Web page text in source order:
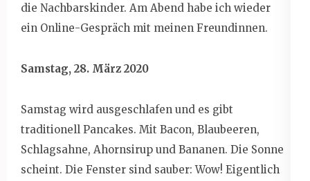
die Nachbarskinder. Am Abend habe ich wieder
ein Online-Gespräch mit meinen Freundinnen.
Samstag, 28. März 2020
Samstag wird ausgeschlafen und es gibt
traditionell Pancakes. Mit Bacon, Blaubeeren,
Schlagsahne, Ahornsirup und Bananen. Die Sonne
scheint. Die Fenster sind sauber: Wow! Eigentlich